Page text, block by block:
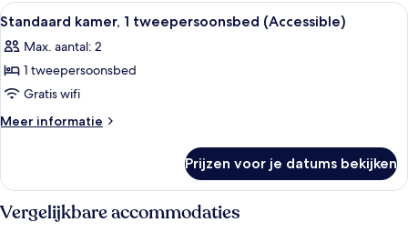
eenpersoonsbedden
Alle
foto's
voor
Standaard
kamer,
1
laden
Een hotelkamer met een bed,
12
Standaard kamer, 1 tweepersoonsbed (Accessible)
Max. aantal: 2
1 tweepersoonsbed
Gratis wifi
Meer informatie
Meer
kamer,
1
tweepersoonsbed
Prijzen voor je datums bekijken
Vergelijkbare accommodaties